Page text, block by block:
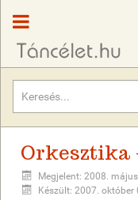
Orkesztika
Megjelent: 2008.
Készült: 2007. október